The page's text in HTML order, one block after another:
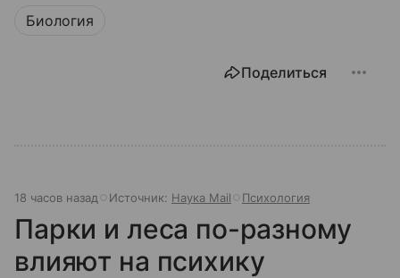
Биология
Поделиться
18 часов назад Источник: Наука Mail Психология
Парки и леса по-разному
влияют на психику